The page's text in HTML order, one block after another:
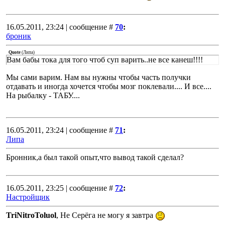
16.05.2011, 23:24 | сообщение # 70:
броник
Quote (Липа)
Вам бабы тока для того чтоб суп варить..не все канеш!!!!
Мы сами варим. Нам вы нужны чтобы часть получки
отдавать и иногда хочется чтобы мозг поклевали.... И все....
На рыбалку - ТАБУ....
16.05.2011, 23:24 | сообщение # 71:
Липа
Бронник,а был такой опыт,что вывод такой сделал?
16.05.2011, 23:25 | сообщение # 72:
Настройщик
TriNitroToluol, Не Серёга не могу я завтра